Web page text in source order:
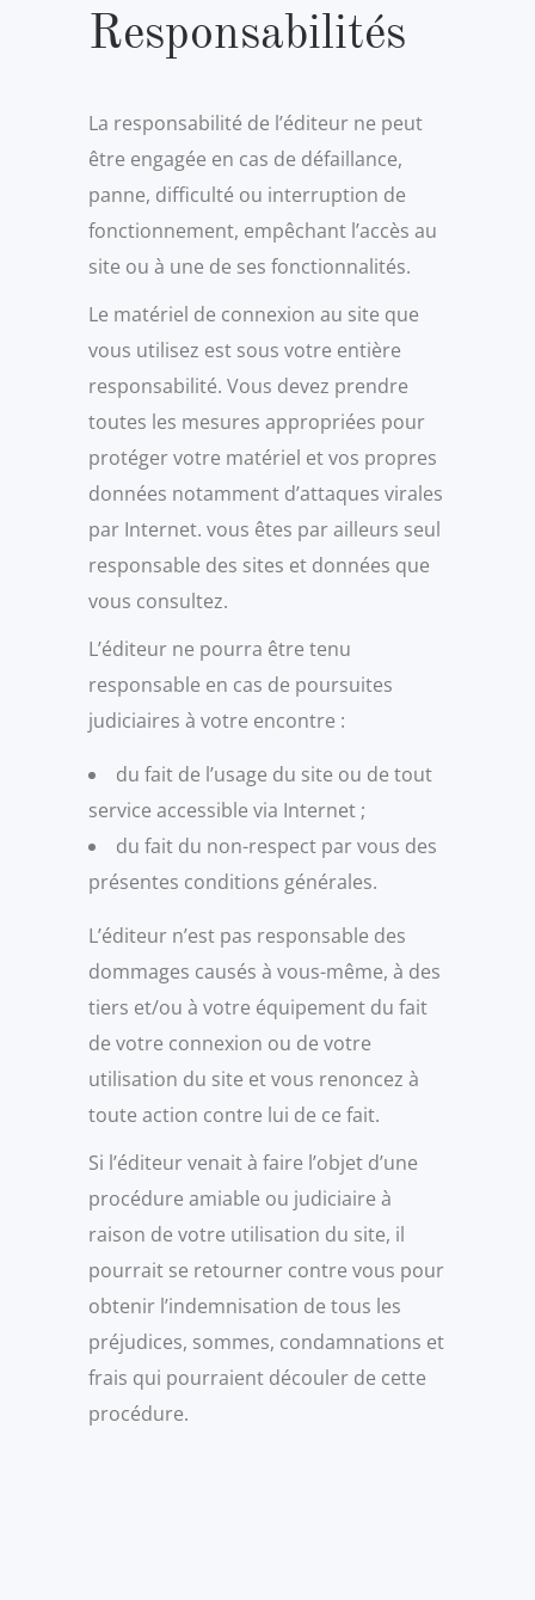
Responsabilités
La responsabilité de l’éditeur ne peut
être engagée en cas de défaillance,
panne, difficulté ou interruption de
fonctionnement, empêchant l’accès au
site ou à une de ses fonctionnalités.
Le matériel de connexion au site que
vous utilisez est sous votre entière
responsabilité. Vous devez prendre
toutes les mesures appropriées pour
protéger votre matériel et vos propres
données notamment d’attaques virales
par Internet. vous êtes par ailleurs seul
responsable des sites et données que
vous consultez.
L’éditeur ne pourra être tenu
responsable en cas de poursuites
judiciaires à votre encontre :
du fait de l’usage du site ou de tout
service accessible via Internet ;
du fait du non-respect par vous des
présentes conditions générales.
L’éditeur n’est pas responsable des
dommages causés à vous-même, à des
tiers et/ou à votre équipement du fait
de votre connexion ou de votre
utilisation du site et vous renoncez à
toute action contre lui de ce fait.
Si l’éditeur venait à faire l’objet d’une
procédure amiable ou judiciaire à
raison de votre utilisation du site, il
pourrait se retourner contre vous pour
obtenir l’indemnisation de tous les
préjudices, sommes, condamnations et
frais qui pourraient découler de cette
procédure.